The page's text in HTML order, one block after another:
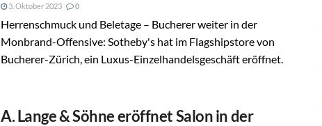
3. Oktober 2023 0
Herrenschmuck und Beletage – Bucherer weiter in der
Monbrand-Offensive: Sotheby's hat im Flagshipstore von
Bucherer-Zürich, ein Luxus-Einzelhandelsgeschäft eröffnet.
A. Lange & Söhne eröffnet Salon in der